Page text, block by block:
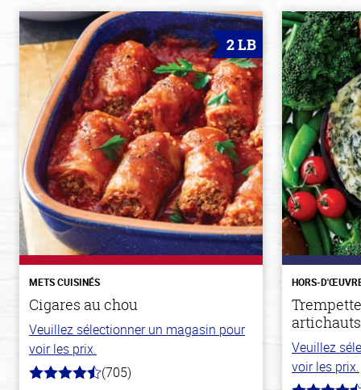
2 LB
METS CUISINÉS
Cigares au chou
Veuillez sélectionner un magasin pour
voir les prix.
4.6
(705)
HORS-
Veuillez
voir les prix.